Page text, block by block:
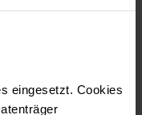
eingesetzt. Cookies